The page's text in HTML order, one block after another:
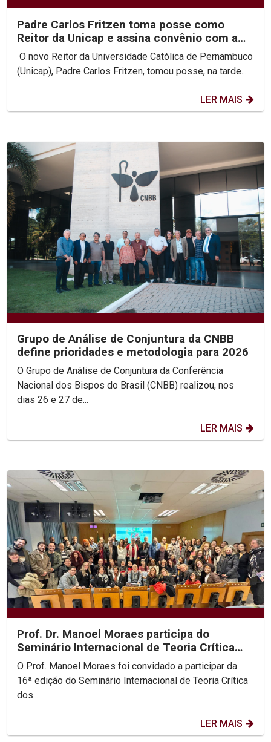
Padre Carlos Fritzen toma posse como
Reitor da Unicap e assina convênio com a
PUC-Rio
O novo Reitor da Universidade Católica de Pernambuco
(Unicap), Padre Carlos Fritzen, tomou posse, na tarde...
LER MAIS
Grupo de Análise de Conjuntura da CNBB
define prioridades e metodologia para 2026
O Grupo de Análise de Conjuntura da Conferência
Nacional dos Bispos do Brasil (CNBB) realizou, nos
dias 26 e 27 de...
LER MAIS
Prof. Dr. Manoel Moraes participa do
Seminário Internacional de Teoria Crítica
dos Direitos...
O Prof. Manoel Moraes foi convidado a participar da
16ª edição do Seminário Internacional de Teoria Crítica
dos...
LER MAIS